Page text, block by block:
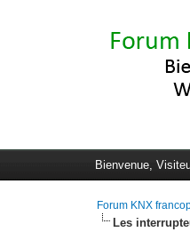
Bienvenue,
Forum KNX
Les